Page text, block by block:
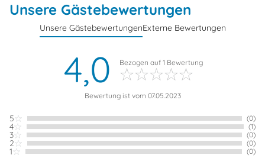
Unsere Gästebewertungen
Unsere GästebewertungenExterne Bewertungen
4,0 Bezogen auf 1 Bewertung
Bewertung ist vom 07.05.2023
5 (0)
4 (1)
3 (0)
2 (0)
1 (0)